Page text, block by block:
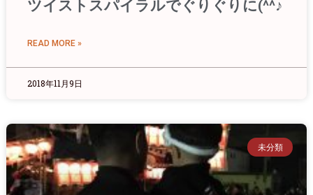
ツイストスパイラルでぐりぐりに(^^♪
READ MORE »
2018年11月9日
未分類